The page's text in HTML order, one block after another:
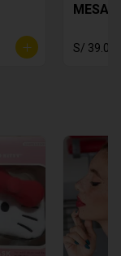
MESA
S/ 39.00